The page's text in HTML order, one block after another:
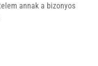
annak a bizonyos